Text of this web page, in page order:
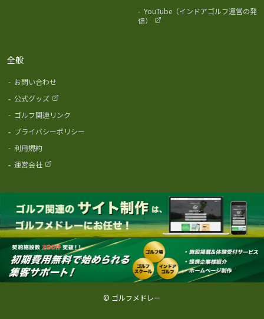
- YouTube（インドアゴルフ運営の発
信）
全般
- お問い合わせ
- 公式グッズ
- ゴルフ関連リンク
- プライバシーポリシー
- 利用規約
- 運営会社
© ゴルフメドレー